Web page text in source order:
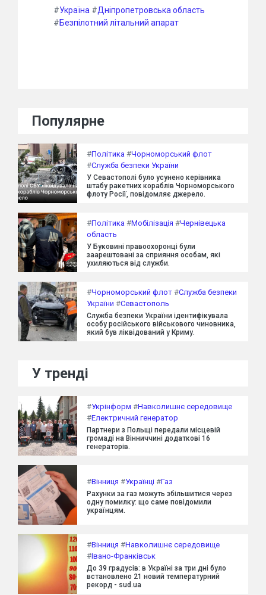
#Україна #Дніпропетровська область
#Безпілотний літальний апарат
Популярне
#Політика #Чорноморський флот
#Служба безпеки України
У Севастополі було усунено керівника
штабу ракетних кораблів Чорноморського
флоту Росії, повідомляє джерело.
#Політика #Мобілізація #Чернівецька
область
У Буковині правоохоронці були
заарештовані за сприяння особам, які
ухиляються від служби.
#Чорноморський флот #Служба безпеки
України #Севастополь
Служба безпеки України ідентифікувала
особу російського військового чиновника,
який був ліквідований у Криму.
У тренді
#Укрінформ #Навколишнє середовище
#Електричний генератор
Партнери з Польщі передали місцевій
громаді на Вінниччині додаткові 16
генераторів.
#Вінниця #Українці #Газ
Рахунки за газ можуть збільшитися через
одну помилку: що саме повідомили
українцям.
#Вінниця #Навколишнє середовище
#Івано-Франківськ
До 39 градусів: в Україні за три дні було
встановлено 21 новий температурний
рекорд - sud.ua